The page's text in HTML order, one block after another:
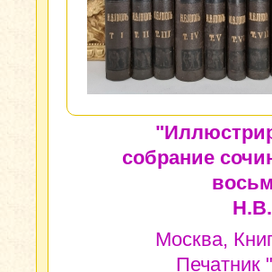
собрание
Москва,
Печатник